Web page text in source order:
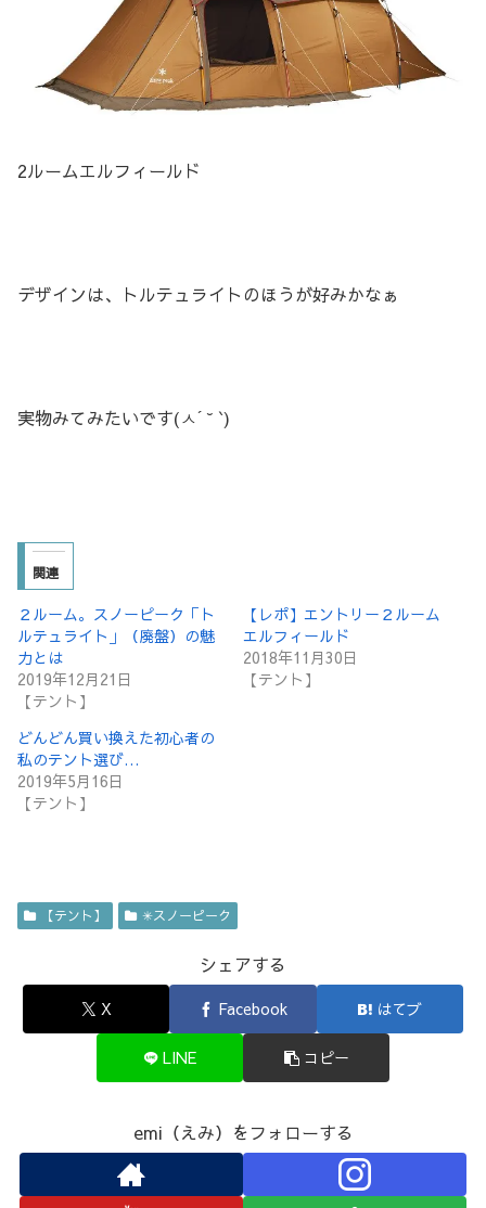
2ルームエルフィールド
デザインは、トルテュライトのほうが好みかなぁ
実物みてみたいです(ㅅ´ ˘ `)
関連
２ルーム。スノーピーク「ト
ルテュライト」（廃盤）の魅
力とは
2019年12月21日
【テント】
【レポ】エントリー２ルーム
エルフィールド
2018年11月30日
【テント】
どんどん買い換えた初心者の
私のテント選び…
2019年5月16日
【テント】
【テント】 ✳︎スノーピーク
シェアする
X Facebook はてブ
LINE コピー
emi（えみ）をフォローする